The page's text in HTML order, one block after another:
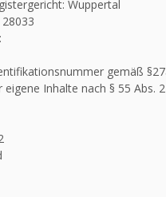
Wuppertal
gemäß
Inhalte nach § 55 Abs. 2